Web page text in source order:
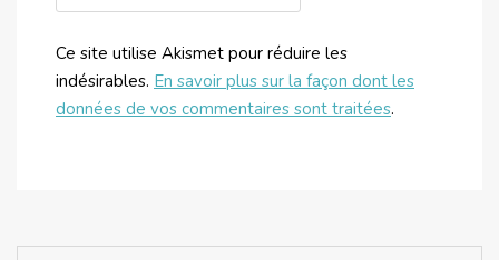
Ce site utilise Akismet pour réduire les
indésirables. En savoir plus sur la façon dont les
données de vos commentaires sont traitées.